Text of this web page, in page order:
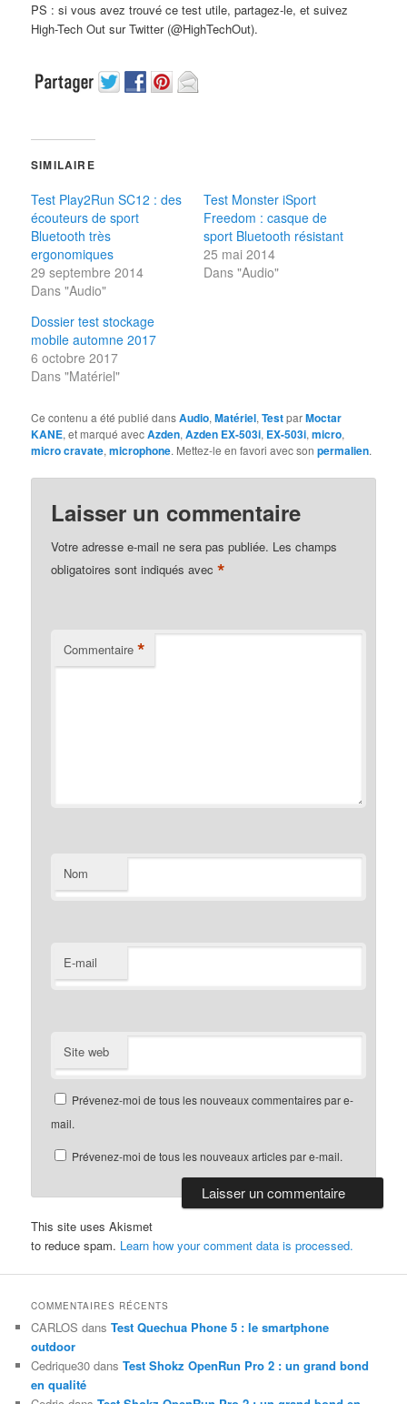
PS : si vous avez trouvé ce test utile, partagez-le, et suivez
High-Tech Out sur Twitter (@HighTechOut).
SIMILAIRE
Test Play2Run SC12 : des
écouteurs de sport
Bluetooth très
ergonomiques
29 septembre 2014
Dans "Audio"
Test Monster iSport
Freedom : casque de
sport Bluetooth résistant
25 mai 2014
Dans "Audio"
Dossier test stockage
mobile automne 2017
6 octobre 2017
Dans "Matériel"
Ce contenu a été publié dansAudio,Matériel,TestparMoctar
KANE, et marqué avecAzden,Azden EX-503i, EX-503i,micro,
micro cravate,microphone. Mettez-le en favori avec sonpermalien.
Laisser un commentaire
Votre adresse e-mail ne sera pas publiée. Les champs
obligatoires sont indiqués avec*
Commentaire *
Nom
E-mail
Site web
Prévenez-moi de tous les nouveaux commentaires par e-
mail.
Prévenez-moi de tous les nouveaux articles par e-mail.
This site uses Akismet
to reduce spam. Learn how your comment data is processed.
COMMENTAIRES RÉCENTS
CARLOS dansTest Quechua Phone 5 : le smartphone
outdoor
Cedrique30 dansTest Shokz OpenRun Pro 2 : un grand bond
en qualité